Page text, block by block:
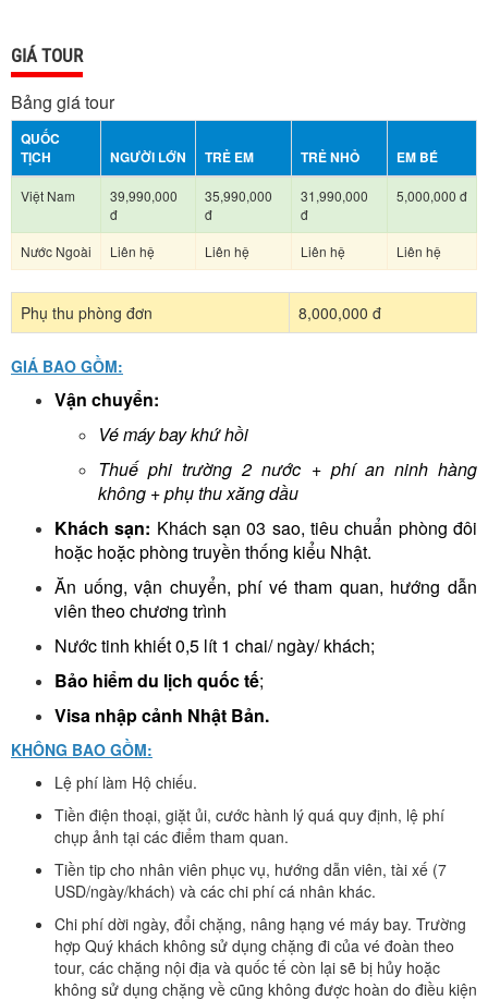
GIÁ TOUR
Bảng giá tour
QUỐC
TỊCH
NGƯỜI LỚN TRẺ EM TRẺ NHỎ EM BÉ
Việt Nam
39,990,000
đ
35,990,000
đ
31,990,000
đ
5,000,000 đ
Nước Ngoài Liên hệ Liên hệ Liên hệ Liên hệ
Phụ thu phòng đơn 8,000,000 đ
GIÁ BAO GỒM:
Vận chuyển:
Vé máy bay khứ hồi
Thuế phi trường 2 nước + phí an ninh hàng
không + phụ thu xăng dầu
Khách sạn: Khách sạn 03 sao, tiêu chuẩn phòng đôi
hoặc hoặc phòng truyền thống kiểu Nhật.
Ăn uống, vận chuyển, phí vé tham quan, hướng dẫn
viên theo chương trình
Nước tinh khiết 0,5 lít 1 chai/ ngày/ khách;
Bảo hiểm du lịch quốc tế;
Visa nhập cảnh Nhật Bản.
KHÔNG BAO GỒM:
Lệ phí làm Hộ chiếu.
Tiền điện thoại, giặt ủi, cước hành lý quá quy định, lệ phí
chụp ảnh tại các điểm tham quan.
Tiền tip cho nhân viên phục vụ, hướng dẫn viên, tài xế (7
USD/ngày/khách) và các chi phí cá nhân khác.
Chi phí dời ngày, đổi chặng, nâng hạng vé máy bay. Trường
hợp Quý khách không sử dụng chặng đi của vé đoàn theo
tour, các chặng nội địa và quốc tế còn lại sẽ bị hủy hoặc
không sử dụng chặng về cũng không được hoàn do điều kiện